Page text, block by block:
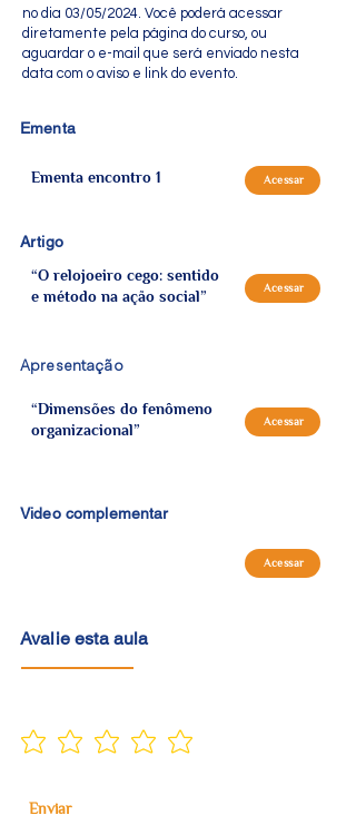
no dia 03/05/2024. Você poderá acessar
diretamente pela página do curso, ou
aguardar o e-mail que será enviado nesta
data com o aviso e link do evento.
Ementa
Ementa encontro 1 Acessar
Artigo
“O relojoeiro cego: sentido
e método na ação social”
Acessar
Apresentação
“Dimensões do fenômeno
organizacional”
Acessar
Video complementar
Acessar
Avalie esta aula
Enviar